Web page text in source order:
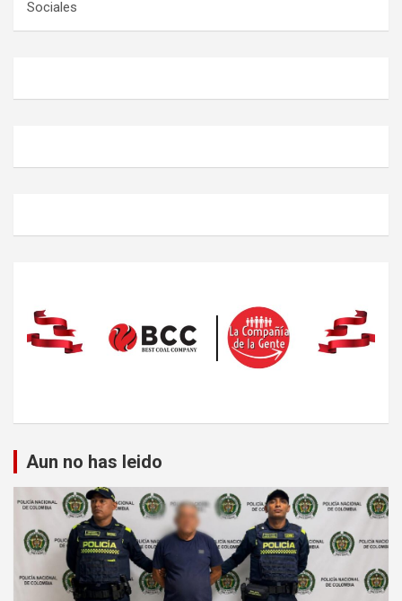
Sociales
Aun no has leido